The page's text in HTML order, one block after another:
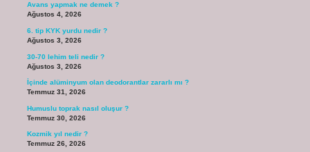
Avans yapmak ne demek ?
Ağustos 4, 2026
6. tip KYK yurdu nedir ?
Ağustos 3, 2026
30-70 lehim teli nedir ?
Ağustos 3, 2026
İçinde alüminyum olan deodorantlar zararlı mı ?
Temmuz 31, 2026
Humuslu toprak nasıl oluşur ?
Temmuz 30, 2026
Kozmik yıl nedir ?
Temmuz 26, 2026